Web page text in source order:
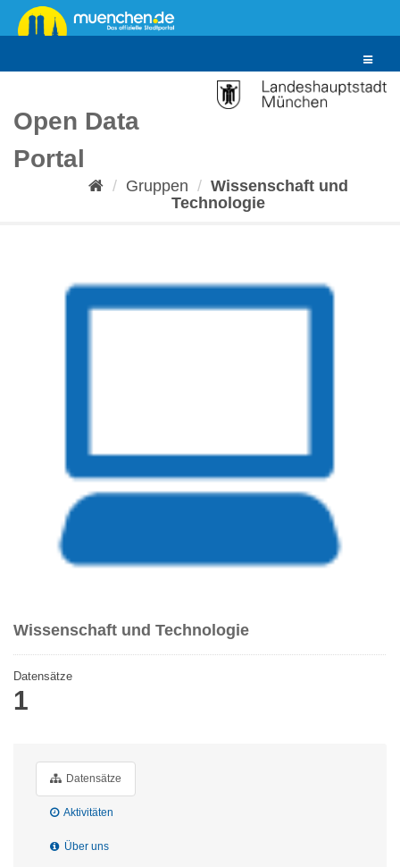
Überspringen
zum
Toggle
Open Data
Portal
Gruppen
Wissenschaft und
Technologie
Wissenschaft und Technologie
Datensätze
1
Datensätze
Aktivitäten
Über uns